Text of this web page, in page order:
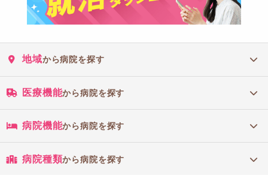
地域から病院を探す
医療機能から病院を探す
病院機能から病院を探す
病院種類から病院を探す